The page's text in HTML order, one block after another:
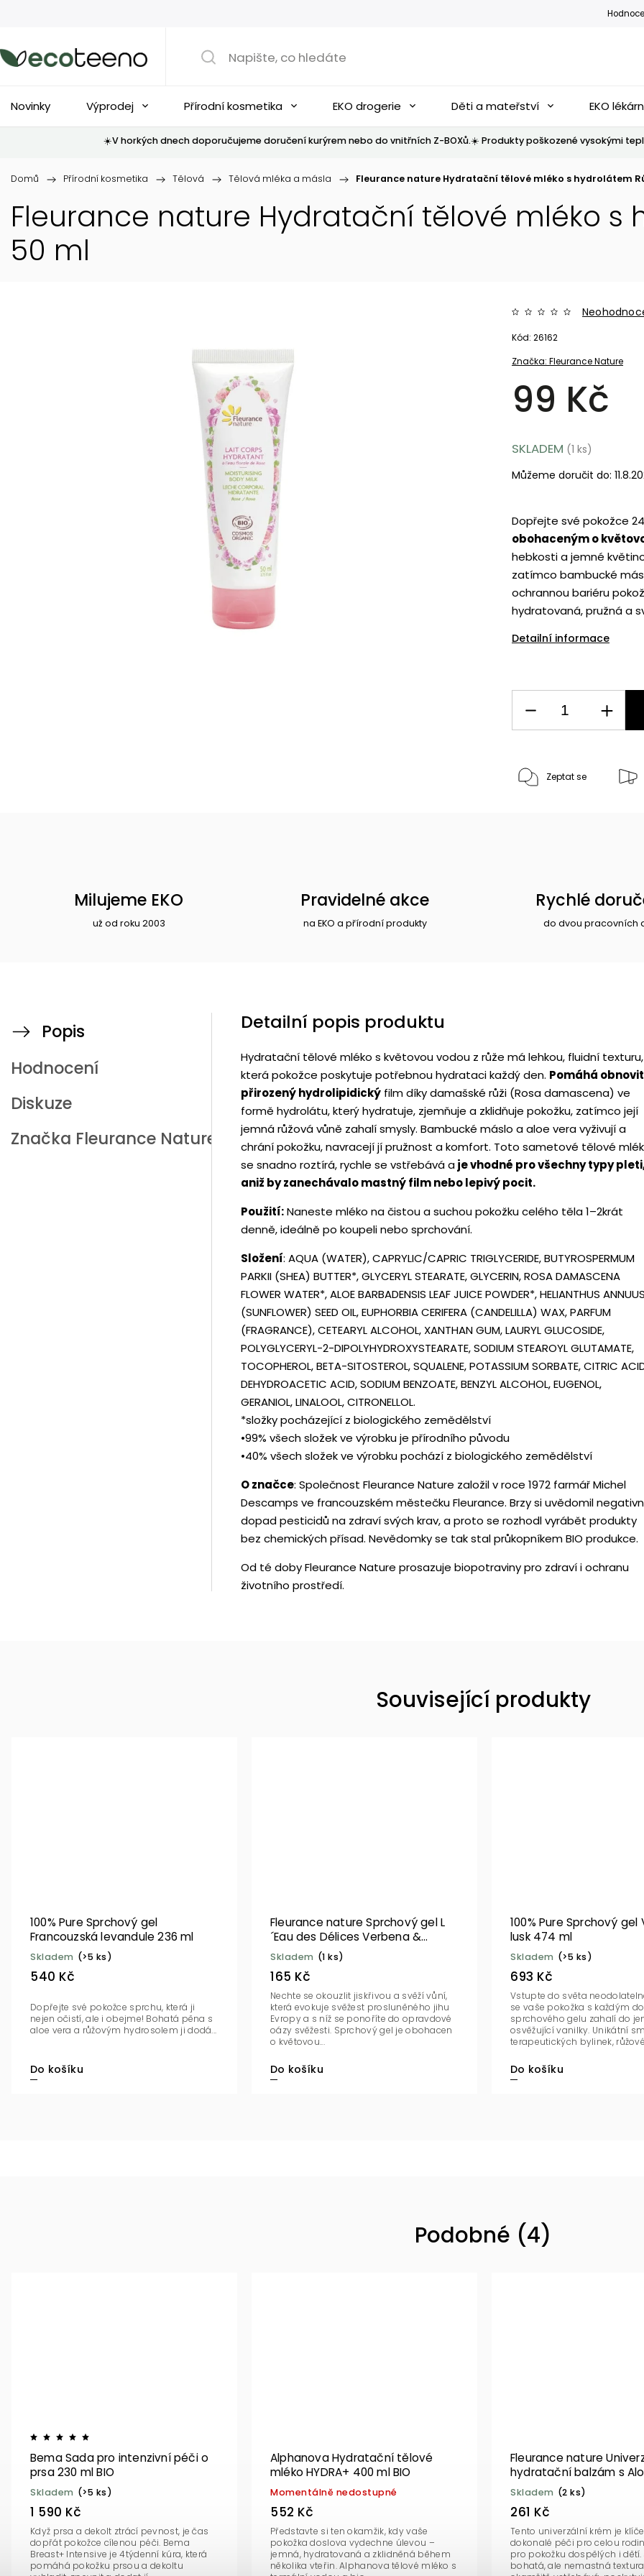
Novinky Výprodej Přírodní kosmetika EKO drogerie Děti a mateřství EKO
☀️V horkých dnech doporučujeme doručení kurýrem nebo do vnitřních Z-BOXů.☀️ Produkty poškozené vysokými
Domů / Přírodní kosmetika / Tělová / Tělová mléka a másla / Fleurance nature Hydratační tělové mléko s hydrolátem
Fleurance nature Hydratační tělové mléko s
50 ml
Značka:Fleurance Nature
99 Kč
Kód: 26162
Dopřejte své pokožce
obohaceným o
hebkosti a jemné
zatímco bambucké
ochrannou bariéru
hydratovaná, pružná a
Detailní informace
SKLADEM (1 ks)
Můžeme doručit do:
Zeptat se
Milujeme EKO
už od roku 2003
Pravidelné akce
na EKO a přírodní produkty
Rychlé
do dvou pracovních
Popis
Hodnocení
Diskuze
Značka Fleurance Nature
Detailní popis produktu
Hydratační tělové mléko s květovou vodou z růže má lehkou, fluidní texturu,
která pokožce poskytuje potřebnou hydrataci každý den. Pomáhá obnovit
přirozený hydrolipidický film díky damašské růži (Rosa damascena) ve
formě hydrolátu, který hydratuje, zjemňuje a zklidňuje pokožku, zatímco její
jemná růžová vůně zahalí smysly. Bambucké máslo a aloe vera vyživují a
chrání pokožku, navracejí jí pružnost a komfort. Toto sametové tělové
se snadno roztírá, rychle se vstřebává aje vhodné pro všechny typy
aniž by zanechávalo mastný film nebo lepivý pocit.
Použití:Naneste mléko na čistou a suchou pokožku celého těla 1–2krát
denně, ideálně po koupeli nebo sprchování.
Složení: AQUA (WATER), CAPRYLIC/CAPRIC TRIGLYCERIDE, BUTYROSPERMUM
PARKII (SHEA) BUTTER*, GLYCERYL STEARATE, GLYCERIN, ROSA DAMASCENA
FLOWER WATER*, ALOE BARBADENSIS LEAF JUICE POWDER*, HELIANTHUS ANNUUS
(SUNFLOWER) SEED OIL, EUPHORBIA CERIFERA (CANDELILLA) WAX, PARFUM
(FRAGRANCE), CETEARYL ALCOHOL, XANTHAN GUM, LAURYL GLUCOSIDE,
POLYGLYCERYL-2-DIPOLYHYDROXYSTEARATE, SODIUM STEAROYL GLUTAMATE,
TOCOPHEROL, BETA-SITOSTEROL, SQUALENE, POTASSIUM SORBATE, CITRIC
DEHYDROACETIC ACID, SODIUM BENZOATE, BENZYL ALCOHOL, EUGENOL,
GERANIOL, LINALOOL, CITRONELLOL.
*složky pocházející z biologického zemědělství
•99% všech složek ve výrobku je přírodního původu
•40% všech složek ve výrobku pochází z biologického zemědělství
O značce: Společnost Fleurance Nature založil v roce 1972 farmář Michel
Descamps ve francouzském městečku Fleurance. Brzy si uvědomil
dopad pesticidů na zdraví svých krav, a proto se rozhodl vyrábět produkty
bez chemických přísad. Nevědomky se tak stal průkopníkem BIO produkce.
Od té doby Fleurance Nature prosazuje biopotraviny pro zdraví i ochranu
životního prostředí.
Související produkty
100% Pure Sprchový gel
Francouzská levandule 236 ml
Skladem (>5 ks)
540 Kč
Do košíku
Dopřejte své pokožce sprchu, která ji
nejen očistí, ale i obejme! Bohatá pěna s
aloe vera a růžovým hydrosolem ji dodá...
Fleurance nature Sprchový gel L
´Eau des Délices Verbena &
Bergamot BIO 200 ml
Skladem (1 ks)
165 Kč
Do košíku
Nechte se okouzlit jiskřivou a svěží vůní,
která evokuje svěžest prosluněného jihu
Evropy a s níž se ponoříte do opravdové
oázy svěžesti. Sprchový gel je obohacen
o květovou...
100% Pure Sprchový gel
lusk 474 ml
Skladem (>5 ks)
693 Kč
Do košíku
Vstupte do světa
se vaše pokožka s každým
sprchového gelu zahalí do
osvěžující vanilky. Unikátní
terapeutických bylinek,
Podobné (4)
Bema Sada pro intenzivní péči o
prsa 230 ml BIO
Skladem (>5 ks)
1 590 Kč
Když prsa a dekolt ztrácí pevnost, je čas
dopřát pokožce cílenou péči. Bema
Breast+ Intensive je 4týdenní kúra, která
pomáhá pokožku prsou a dekoltu
Alphanova Hydratační tělové
mléko HYDRA+ 400 ml BIO
Momentálně nedostupné
552 Kč
Představte si ten okamžik, kdy vaše
pokožka doslova vydechne úlevou –
jemná, hydratovaná a zklidněná během
několika vteřin. Alphanova tělové mléko s
Fleurance nature
hydratační balzám s
BIO 150 ml
Skladem (2 ks)
261 Kč
Tento univerzální krém je
dokonalé péči pro celou
pro pokožku dospělých i dětí.
bohatá, ale nemastná